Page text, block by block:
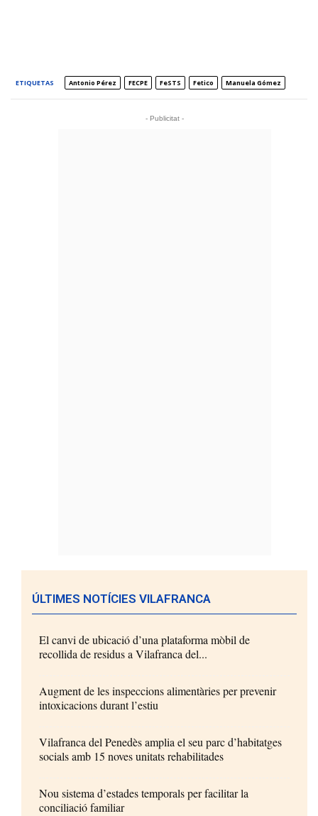
ETIQUETAS Antonio Pérez FECPE FeSTS Fetico Manuela Gómez
- Publicitat -
ÚLTIMES NOTÍCIES VILAFRANCA
El canvi de ubicació d’una plataforma mòbil de
recollida de residus a Vilafranca del...
Augment de les inspeccions alimentàries per prevenir
intoxicacions durant l’estiu
Vilafranca del Penedès amplia el seu parc d’habitatges
socials amb 15 noves unitats rehabilitades
Nou sistema d’estades temporals per facilitar la
conciliació familiar